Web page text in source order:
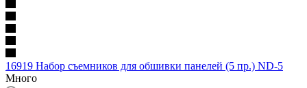
16919 Набор съемников для обшивки панелей (5 пр.) ND-5
Много